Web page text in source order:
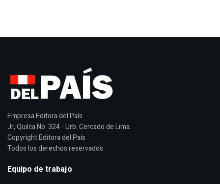
Empresa Editora del País
Jr, Quilca No. 324 - Urb. Cercado de Lima.
Copyright Editora del País
Todos los derechos reservados
Equipo de trabajo